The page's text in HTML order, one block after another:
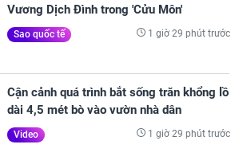
Vương Dịch Đình trong 'Cửu Môn'
Sao quốc tế 1 giờ 29 phút trước
Cận cảnh quá trình bắt sống trăn khổng lồ
dài 4,5 mét bò vào vườn nhà dân
Video 1 giờ 29 phút trước